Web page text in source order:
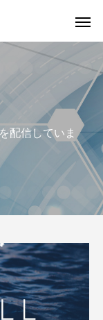
役
アフィリエイター
のPochipp（ポチッ
配信していま